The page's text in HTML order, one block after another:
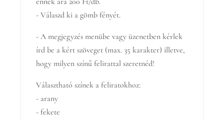
- Válaszd ki a gömb fényét.
- A megjegyzés menübe vagy üzenetben kérlek
írd be a kért szöveget (max. 35 karakter) illetve,
hogy milyen színű felirattal szeretnéd!
Választható színek a feliratokhoz:
- arany
- fekete